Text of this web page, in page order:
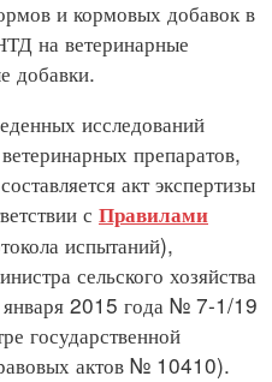
и кормовых добавок в
на ветеринарные
добавки.
исследований
препаратов,
акт экспертизы
с Правилами
испытаний),
сельского хозяйства
января 2015 года № 7-1/19
государственной
актов № 10410).